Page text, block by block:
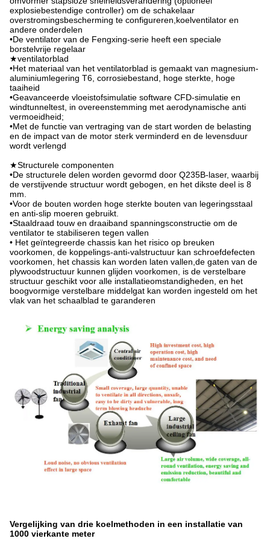
explosiebestendige controller) om de schakelaar
overstromingsbescherming te configureren,koelventilator en
andere onderdelen
•De ventilator van de Fengxing-serie heeft een speciale
borstelvrije regelaar
★ventilatorblad
•Het materiaal van het ventilatorblad is gemaakt van magnesium-
aluminiumlegering T6, corrosiebestand, hoge sterkte, hoge
taaiheid
•Geavanceerde vloeistofsimulatie software CFD-simulatie en
windtunneltest, in overeenstemming met aerodynamische anti
vermoeidheid;
•Met de functie van vertraging van de start worden de belasting
en de impact van de motor sterk verminderd en de levensduur
wordt verlengd
★Structurele componenten
•De structurele delen worden gevormd door Q235B-laser, waarbij
de verstijvende structuur wordt gebogen, en het dikste deel is 8
mm.
•Voor de bouten worden hoge sterkte bouten van legeringsstaal
en anti-slip moeren gebruikt.
•Staaldraad touw en draaiband spanningsconstructie om de
ventilator te stabiliseren tegen vallen
• Het geïntegreerde chassis kan het risico op breuken
voorkomen, de koppelings-anti-valstructuur kan schroefdefecten
voorkomen, het chassis kan worden laten vallen,de gaten van de
plywoodstructuur kunnen glijden voorkomen, is de verstelbare
structuur geschikt voor alle installatieomstandigheden, en het
boogvormige verstelbare middelgat kan worden ingesteld om het
vlak van het schaalblad te garanderen
Vergelijking van drie koelmethoden in een installatie van
1000 vierkante meter